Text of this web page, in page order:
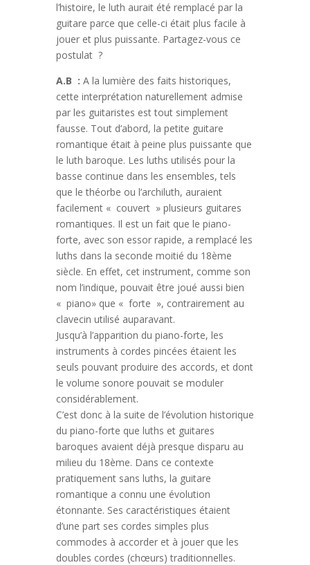
l’histoire, le luth aurait été remplacé par la
guitare parce que celle-ci était plus facile à
jouer et plus puissante. Partagez-vous ce
postulat ?
A.B : A la lumière des faits historiques,
cette interprétation naturellement admise
par les guitaristes est tout simplement
fausse. Tout d’abord, la petite guitare
romantique était à peine plus puissante que
le luth baroque. Les luths utilisés pour la
basse continue dans les ensembles, tels
que le théorbe ou l’archiluth, auraient
facilement « couvert » plusieurs guitares
romantiques. Il est un fait que le piano-
forte, avec son essor rapide, a remplacé les
luths dans la seconde moitié du 18ème
siècle. En effet, cet instrument, comme son
nom l’indique, pouvait être joué aussi bien
« piano» que « forte », contrairement au
clavecin utilisé auparavant.
Jusqu’à l’apparition du piano-forte, les
instruments à cordes pincées étaient les
seuls pouvant produire des accords, et dont
le volume sonore pouvait se moduler
considérablement.
C’est donc à la suite de l’évolution historique
du piano-forte que luths et guitares
baroques avaient déjà presque disparu au
milieu du 18ème. Dans ce contexte
pratiquement sans luths, la guitare
romantique a connu une évolution
étonnante. Ses caractéristiques étaient
d’une part ses cordes simples plus
commodes à accorder et à jouer que les
doubles cordes (chœurs) traditionnelles.